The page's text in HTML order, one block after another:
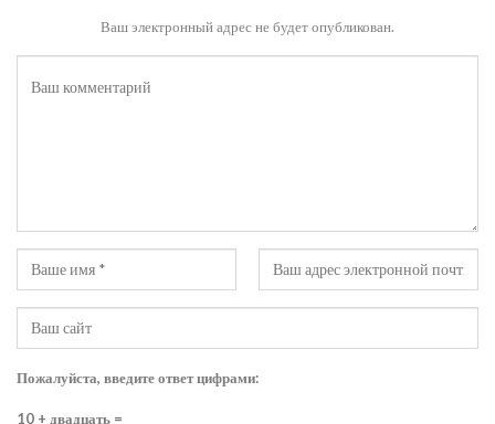
Ваш электронный адрес не будет опубликован.
Пожалуйста, введите ответ цифрами:
10 + двадцать =